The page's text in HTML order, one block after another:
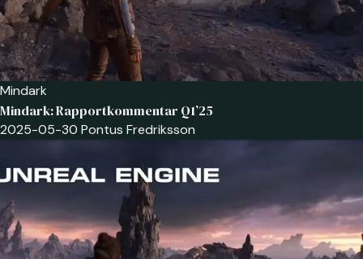
Mindark
Mindark: Rapportkommentar Q1’25
2025-05-30 Pontus Fredriksson